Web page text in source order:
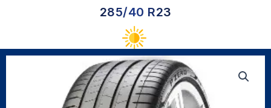
285/40 R23